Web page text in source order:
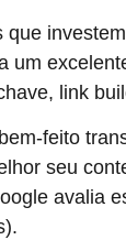
que
um
link
feito
seu
avalia